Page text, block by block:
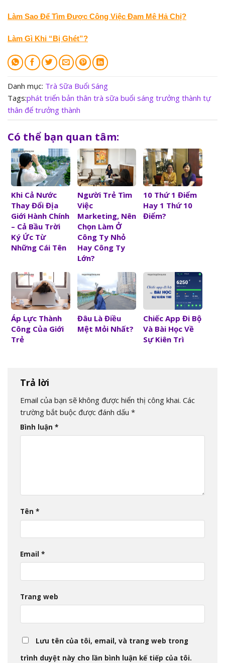
Làm Sao Để Tìm Được Công Việc Đam Mê Hả Chị?
Làm Gì Khi “Bị Ghét”?
Danh mục: Trà Sữa Buổi Sáng
Tags:phát triển bản thân trà sữa buổi sáng trưởng thành tự
thân để trưởng thành
Có thể bạn quan tâm:
Khi Cả Nước
Thay Đổi Địa
Giới Hành Chính
– Cả Bầu Trời
Ký Ức Từ
Những Cái Tên
Người Trẻ Tìm
Việc
Marketing, Nên
Chọn Làm Ở
Công Ty Nhỏ
Hay Công Ty
Lớn?
10 Thứ 1 Điểm
Hay 1 Thứ 10
Điểm?
Áp Lực Thành
Công Của Giới
Trẻ
Đâu Là Điều
Mệt Mỏi Nhất?
Chiếc App Đi Bộ
Và Bài Học Về
Sự Kiên Trì
Trả lời
Email của bạn sẽ không được hiển thị công khai. Các
trường bắt buộc được đánh dấu *
Bình luận *
Tên *
Email *
Trang web
Lưu tên của tôi, email, và trang web trong
trình duyệt này cho lần bình luận kế tiếp của tôi.